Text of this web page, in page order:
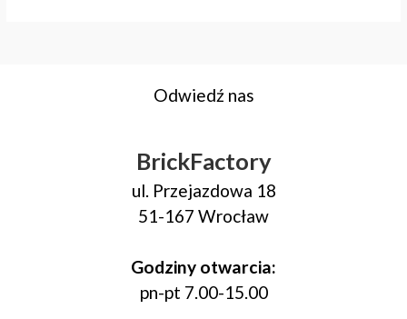
Odwiedź nas
BrickFactory
ul. Przejazdowa 18
51-167 Wrocław
Godziny otwarcia:
pn-pt 7.00-15.00